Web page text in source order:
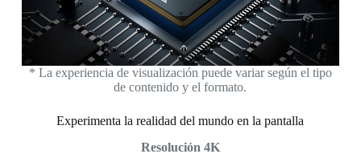
* La experiencia de visualización puede variar según el tipo
de contenido y el formato.
Experimenta la realidad del mundo en la pantalla
Resolución 4K